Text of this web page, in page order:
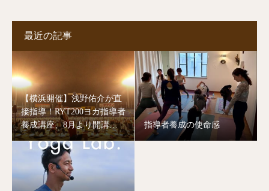
最近の記事
【横浜開催】浅野佑介が直
接指導！RYT200ヨガ指導者
養成講座、8月より開講し
ます。
指導者養成の使命感